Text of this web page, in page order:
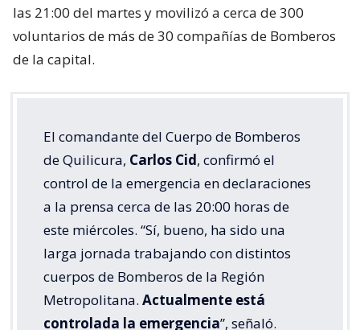
las 21:00 del martes y movilizó a cerca de 300
voluntarios de más de 30 compañías de Bomberos
de la capital.
El comandante del Cuerpo de Bomberos
de Quilicura, Carlos Cid, confirmó el
control de la emergencia en declaraciones
a la prensa cerca de las 20:00 horas de
este miércoles. “Sí, bueno, ha sido una
larga jornada trabajando con distintos
cuerpos de Bomberos de la Región
Metropolitana. Actualmente está
controlada la emergencia”, señaló.